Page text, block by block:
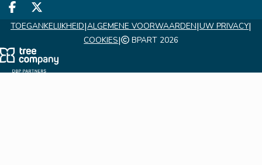
Deel op facebook
Deel op X
TOEGANKELIJKHEID|ALGEMENE VOORWAARDEN|UW PRIVACY|
COOKIES| BPART 2026